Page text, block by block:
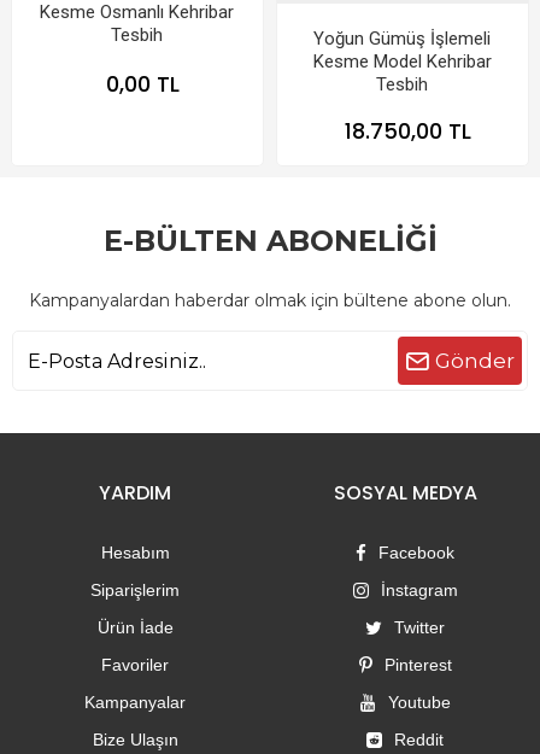
Kesme Osmanlı Kehribar
Tesbih
0,00 TL
Yoğun Gümüş İşlemeli
Kesme Model Kehribar
Tesbih
18.750,00 TL
E-BÜLTEN ABONELİĞİ
Kampanyalardan haberdar olmak için bültene abone olun.
Gönder
YARDIM
Hesabım
Siparişlerim
Ürün İade
Favoriler
Kampanyalar
Bize Ulaşın
SOSYAL MEDYA
Facebook
İnstagram
Twitter
Pinterest
Youtube
Reddit